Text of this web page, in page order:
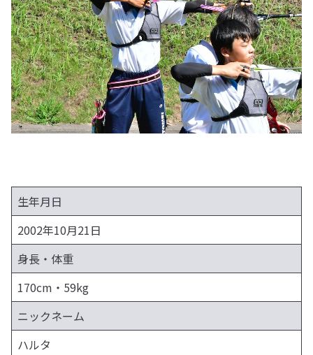
生年月日
2002年10月21日
身長・体重
170cm・59kg
ニックネーム
ハルタ